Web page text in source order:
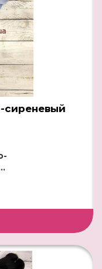
сиреневый